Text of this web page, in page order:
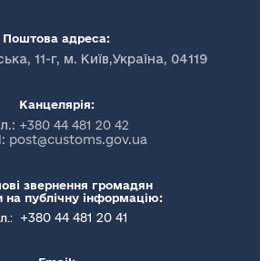
Поштова адреса:
11-г, м. Київ,Україна, 04119
Канцелярія:
+380 44 481 20 42
post@customs.gov.ua
звернення громадян
на публічну інформацію:
+380 44 481 20 41